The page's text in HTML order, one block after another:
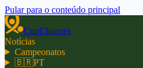
Pular para o conteúdo principal
CupChances
Notícias
Campeonatos
🇧🇷PT